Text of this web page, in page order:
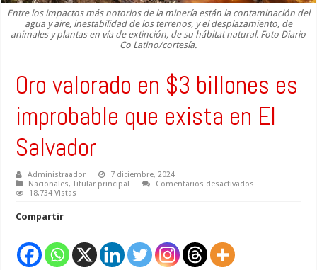
Entre los impactos más notorios de la minería están la contaminación del
agua y aire, inestabilidad de los terrenos, y el desplazamiento, de
animales y plantas en vía de extinción, de su hábitat natural. Foto Diario
Co Latino/cortesía.
Oro valorado en $3 billones es
improbable que exista en El
Salvador
Administraador
7 diciembre, 2024
Nacionales,Titular principal Comentarios desactivados
18,734 Vistas
Compartir